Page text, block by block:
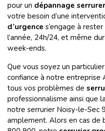
pour un dépannage
votre besoin d’une
d’urgence s’engage à
l’année, 24h/24, et même
week-ends.
Que vous soyez un
confiance à notre entreprise
tous vos problèmes de
professionnalisme ainsi que
notre serrurier Noisy-le-Sec
amplement. Alors en cas de